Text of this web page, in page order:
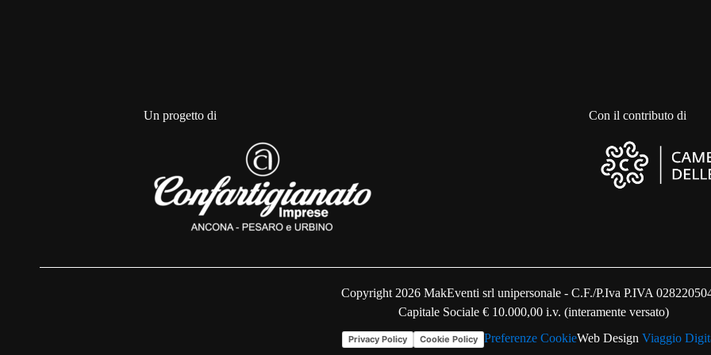
Un progetto di Con il contributo di
Copyright 2026 MakEventi srl unipersonale - C.F./P.Iva P.IVA
Capitale Sociale € 10.000,00 i.v. (interamente versato)
Privacy Policy Cookie Policy Preferenze CookieWeb Design Viaggio